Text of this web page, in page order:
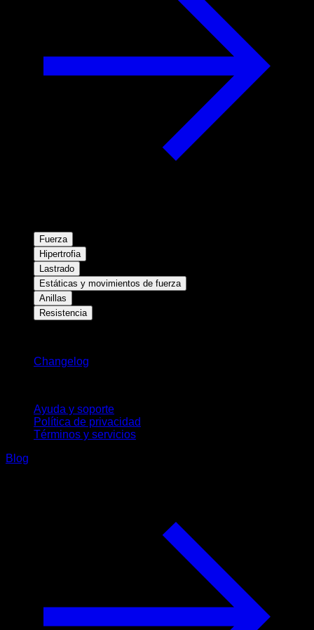
Fuerza
Hipertrofia
Lastrado
Estáticas y movimientos de fuerza
Anillas
Resistencia
Changelog
Ayuda y soporte
Política de privacidad
Términos y servicios
Blog